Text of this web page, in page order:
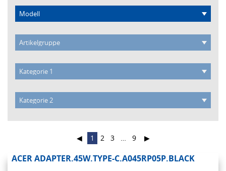
◀ 1 2 3 … 9 ▶
ACER ADAPTER.45W.TYPE-C.A045RP05P.BLACK